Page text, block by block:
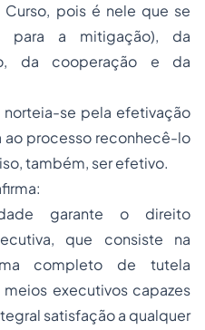
pois é nele que se
para a mitigação), da
da cooperação e da
se pela efetivação
ao processo reconhecê-lo
também, ser efetivo.
garante o direito
que consiste na
completo de tutela
executivos capazes
satisfação a qualquer